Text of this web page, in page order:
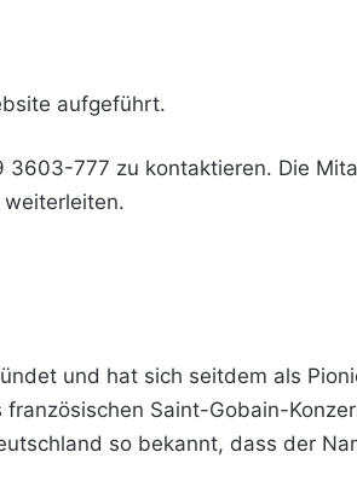
aufgeführt.
3603-777 zu kontaktieren. Die
und hat sich seitdem als
Saint-Gobain-
so bekannt, dass der